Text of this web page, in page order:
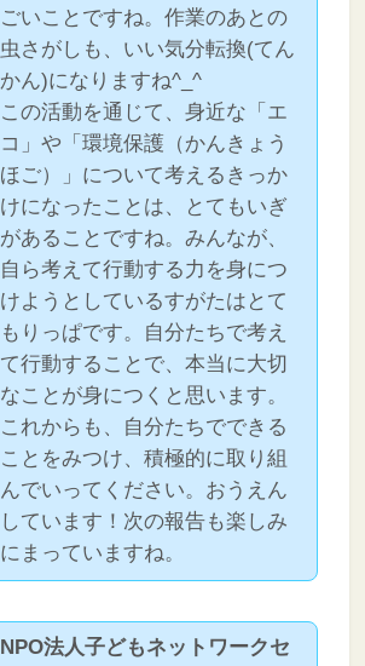
ごいことですね。作業のあとの
虫さがしも、いい気分転換(てん
かん)になりますね^_^
この活動を通じて、身近な「エ
コ」や「環境保護（かんきょう
ほご）」について考えるきっか
けになったことは、とてもいぎ
があることですね。みんなが、
自ら考えて行動する力を身につ
けようとしているすがたはとて
もりっぱです。自分たちで考え
て行動することで、本当に大切
なことが身につくと思います。
これからも、自分たちでできる
ことをみつけ、積極的に取り組
んでいってください。おうえん
しています！次の報告も楽しみ
にまっていますね。
NPO法人子どもネットワークセ